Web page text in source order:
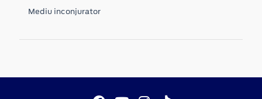
Mediu inconjurator